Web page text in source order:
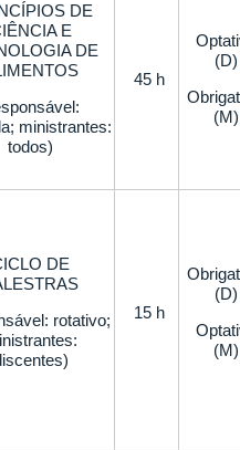
DE
E
DE
ministrantes:
todos)
45 h
(D)
(M)
DE
rotativo;
15 h
(D)
(M)